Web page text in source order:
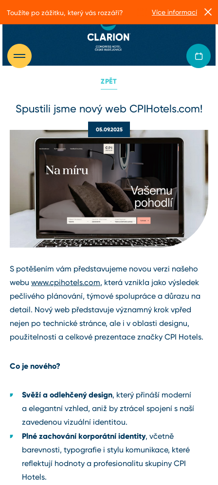
ZPĚT
Spustili jsme nový web CPIHotels.com!
05.09.2025
S potěšením vám představujeme novou verzi našeho
webu www.cpihotels.com, která vznikla jako výsledek
pečlivého plánování, týmové spolupráce a důrazu na
detail. Nový web představuje významný krok vpřed
nejen po technické stránce, ale i v oblasti designu,
použitelnosti a celkové prezentace značky CPI Hotels.
Co je nového?
Svěží a odlehčený design, který přináší moderní
a elegantní vzhled, aniž by ztrácel spojení s naší
zavedenou vizuální identitou.
Plné zachování korporátní identity, včetně
barevnosti, typografie i stylu komunikace, které
reflektují hodnoty a profesionalitu skupiny CPI
Hotels.
Toužíte po zážitku, který vás rozzáří? Více informací